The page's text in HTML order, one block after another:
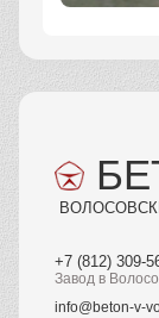
+7 (812) 309-
Завод в
info@beton-v-